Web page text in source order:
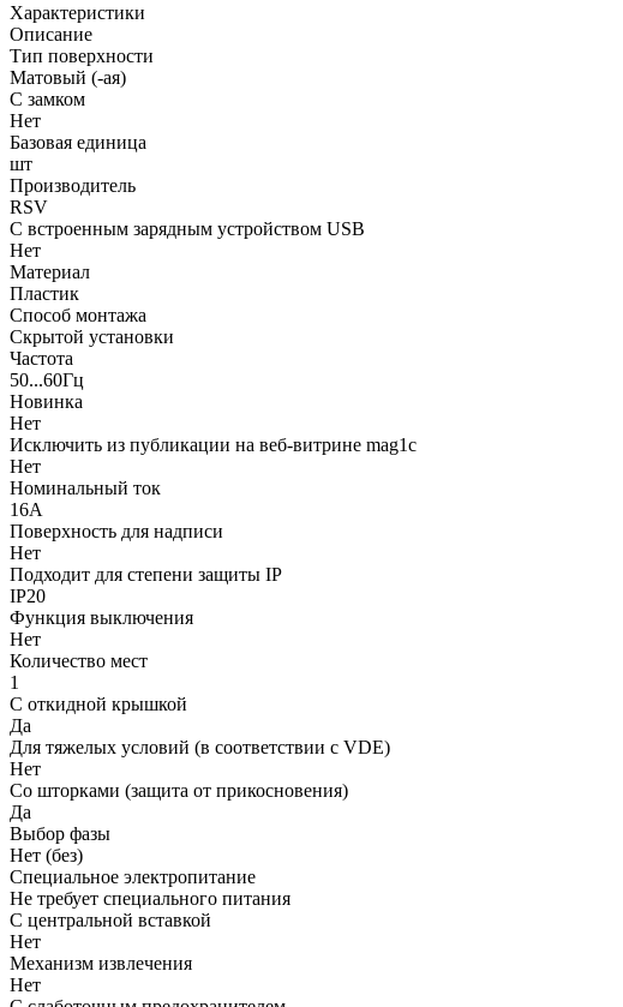
Характеристики
Описание
Тип поверхности
Матовый (-ая)
С замком
Нет
Базовая единица
шт
Производитель
RSV
С встроенным зарядным устройством USB
Нет
Материал
Пластик
Способ монтажа
Скрытой установки
Частота
50...60Гц
Новинка
Нет
Исключить из публикации на веб-витрине mag1c
Нет
Номинальный ток
16А
Поверхность для надписи
Нет
Подходит для степени защиты IP
IP20
Функция выключения
Нет
Количество мест
1
С откидной крышкой
Да
Для тяжелых условий (в соответствии с VDE)
Нет
Со шторками (защита от прикосновения)
Да
Выбор фазы
Нет (без)
Cпециальное электропитание
Не требует специального питания
С центральной вставкой
Нет
Механизм извлечения
Нет